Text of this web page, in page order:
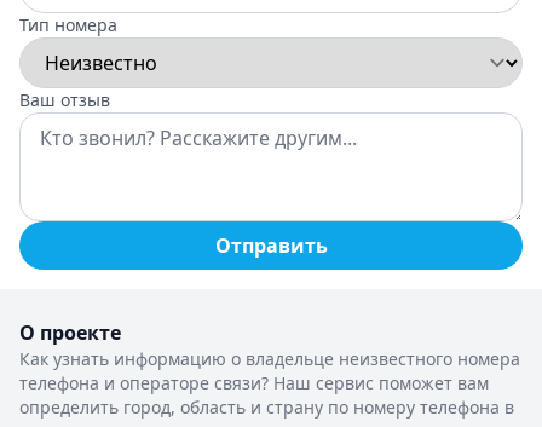
Тип номера
Ваш отзыв
Отправить
О проекте
Как узнать информацию о владельце неизвестного номера
телефона и операторе связи? Наш сервис поможет вам
определить город, область и страну по номеру телефона в